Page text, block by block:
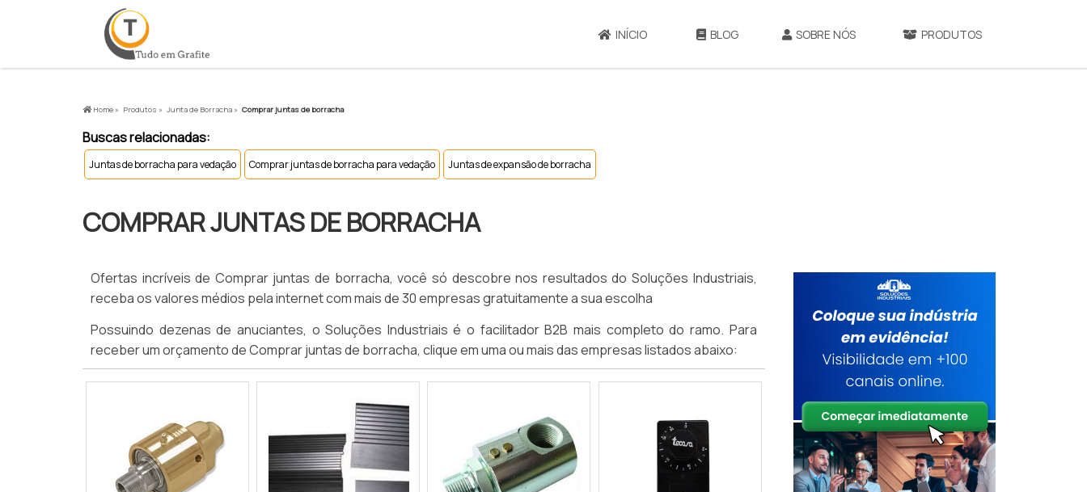
INÍCIO BLOG SOBRE NÓS PRODUTOS
Home » Produtos » Junta de Borracha » Comprar juntas de borracha
Buscas relacionadas:
Juntas de borracha para vedação Comprar juntas de borracha para vedação Juntas de expansão de borracha
COMPRAR JUNTAS DE BORRACHA
Ofertas incríveis de Comprar juntas de borracha, você só descobre nos resultados do Soluções Industriais,
receba os valores médios pela internet com mais de 30 empresas gratuitamente a sua escolha
Possuindo dezenas de anuciantes, o Soluções Industriais é o facilitador B2B mais completo do ramo. Para
receber um orçamento de Comprar juntas de borracha, clique em uma ou mais das empresas listados abaixo: